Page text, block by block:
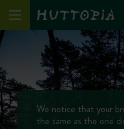
We notice that your
the same as the one